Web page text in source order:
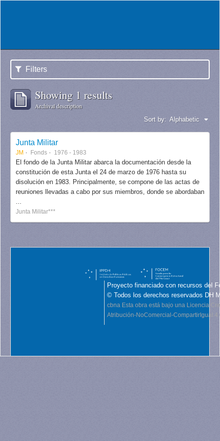
Filters
Showing 1 results
Archival description
Sort by: Alphabetic
Junta Militar
JM Fonds 1976 - 1983
El fondo de la Junta Militar abarca la documentación desde la
constitución de esta Junta el 24 de marzo de 1976 hasta su
disolución en 1983. Principalmente, se compone de las actas de
reuniones llevadas a cabo por sus miembros, donde se abordaban
...
Junta Militar***
Proyecto financiado con recursos del
© Todos los derechos reservados DH
cbna Esta obra está bajo una Licencia
Atribución-NoComercial-CompartirIgual